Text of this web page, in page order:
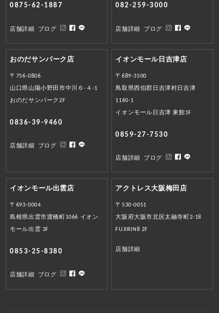
0875-62-1887
店舗詳細 ブログ
082-259-3000
店舗詳細 ブログ
おのだサンパーク店
〒756-0806
山口県山陽小野田市中川６-４-1
おのだサンパーク2F
0836-39-9460
店舗詳細 ブログ
イオンモール日吉津店
〒689-3500
鳥取県西伯郡日吉津村日吉津
1160-1
イオンモール日吉津 東館1F
0859-27-7530
店舗詳細 ブログ
イオンモール出雲店
〒693-0004
島根県出雲市渡橋町1066 イオン
モール出雲 3F
0853-25-8380
店舗詳細 ブログ
アクトレス大阪梅田店
〒530-0051
大阪府大阪市北区太融寺町2-18
FUJIRIN8 2F
店舗詳細